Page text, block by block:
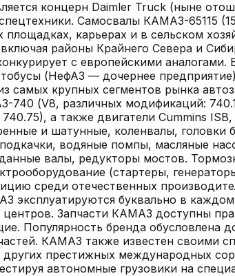
концерн Daimler Truck (ныне
Самосвалы КАМАЗ-65115
площадках, карьерах и в сельском
районы Крайнего Севера и
с европейскими
(НефАЗ — дочернее
крупных сегментов рынка
(V8, различных модификаций:
а также двигатели Cummins
и шатунные, коленвалы,
водяные помпы, масляные
валы, редукторы мостов.
(стартеры,
среди отечественных
эксплуатируются буквально в
Запчасти КАМАЗ доступны
Популярность бренда обусловлена
КАМАЗ также известен
престижных международных
автономные грузовики на